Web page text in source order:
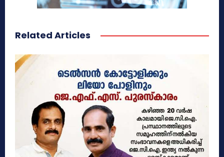
Related Articles